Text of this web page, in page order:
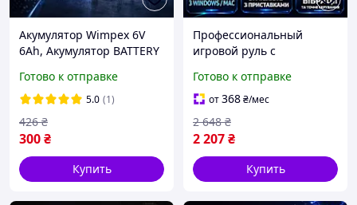
Акумулятор Wimpex 6V
6Ah, Акумулятор BATTERY
батарея 6 вольт для
ліхтарів та обладнання
Готово к отправке
5.0 (1)
300₴
426 ₴
Купить
Профессиональный
игровой руль с
для ПК, PS2, PS3, Игровой
аксессуар для автогонок с
точным управлением
Готово к отправке
от368₴/мес
2 207₴
2 648 ₴
Купить